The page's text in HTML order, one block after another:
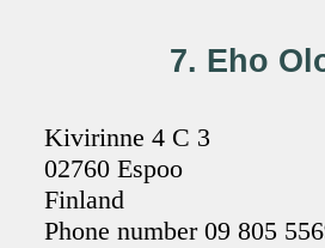
7. Eho
Kivirinne 4 C 3
02760 Espoo
Finland
Phone number 09 805